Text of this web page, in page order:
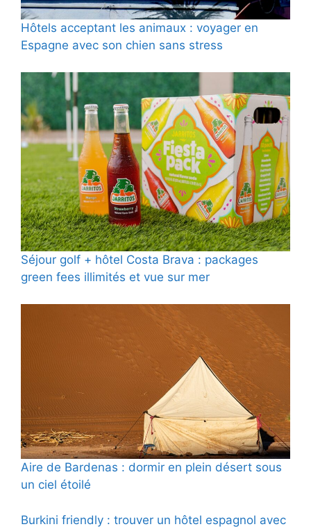
Hôtels acceptant les animaux : voyager en
Espagne avec son chien sans stress
Séjour golf + hôtel Costa Brava : packages
green fees illimités et vue sur mer
Aire de Bardenas : dormir en plein désert sous
un ciel étoilé
Burkini friendly : trouver un hôtel espagnol avec